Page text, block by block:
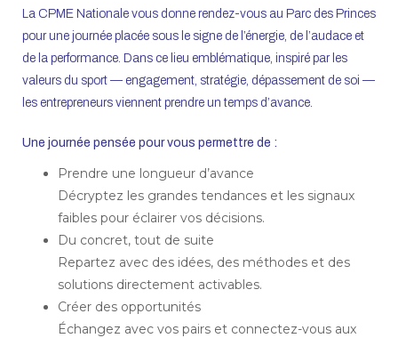
La CPME Nationale vous donne rendez-vous au Parc des Princes
pour une journée placée sous le signe de l’énergie, de l’audace et
de la performance. Dans ce lieu emblématique, inspiré par les
valeurs du sport — engagement, stratégie, dépassement de soi —
les entrepreneurs viennent prendre un temps d’avance.
Une journée pensée pour vous permettre de :
Prendre une longueur d’avance
Décryptez les grandes tendances et les signaux
faibles pour éclairer vos décisions.
Du concret, tout de suite
Repartez avec des idées, des méthodes et des
solutions directement activables.
Créer des opportunités
Échangez avec vos pairs et connectez-vous aux